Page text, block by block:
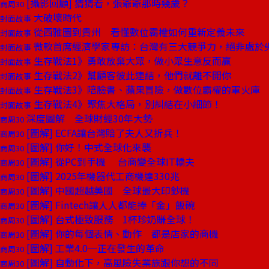
商周30 [攝影回顧] 猜猜看，張爺爺那時幾歲？
封面故事 大破壞時代
封面故事 從西雅圖到貴州 看懂數位霸權如何重新定義未來
封面故事 微軟首席經濟學家專訪：台灣有三大競爭力，絕非處於
封面故事 生存戰法1》勇敢放棄大眾，做小眾生意反而贏
封面故事 生存戰法2》幫顧客彼此連結，他們就離不開你
封面故事 生存戰法3》陪臉書、蘋果冒險，做數位霸權的軍火庫
封面故事 生存戰法4》聚焦大格局，別糾結在小細節！
商周30 深度圖解 全球財經30年大勢
商周30 [圖解] ECFA讓台灣賠了夫人又折兵！
商周30 [圖解] 你好！中式全球化來襲
商周30 [圖解] 從PC到手機 台商變全球IT轎夫
商周30 [圖解] 2025年機器代工商機達330兆
商周30 [圖解] 中國超越美國 全球最大印鈔機
商周30 [圖解] Fintech讓人人都能捧「金」飯碗
商周30 [圖解] 台式極致服務 1杯珍奶賺全球！
商周30 [圖解] 你的每個表情、動作 都是店家的商機
商周30 [圖解] 工業4.0─正在發生的革命
商周30 [圖解] 自動化下，高風險失業族跟你想的不同